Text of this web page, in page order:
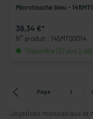
Microtouche bleu -
38,34 €*
N° produit : 145MT00D14
Disponible (27 pcs.),
Page
Joysticks monoaxiaux et